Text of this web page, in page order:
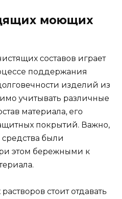
моющих
составов играет
поддержания
изделий из
учитывать различные
материала, его
покрытий. Важно,
были
этом бережными к
стоит отдавать